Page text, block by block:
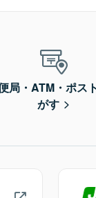
局・ATM・ポス
がす